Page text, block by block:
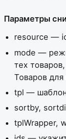
Параметры
resource —
mode —
тех
Товаров
tpl —
sortby,
tplWrapper,